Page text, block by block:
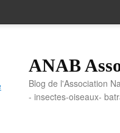
ANAB
Blog de l'Association
- insectes-oiseaux-